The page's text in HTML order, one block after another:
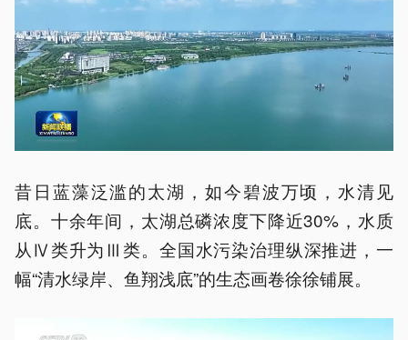
昔日蓝藻泛滥的太湖，如今碧波万顷，水清见
底。十余年间，太湖总磷浓度下降近30%，水质
从Ⅳ类升为Ⅲ类。全国水污染治理纵深推进，一
幅“清水绿岸、鱼翔浅底”的生态画卷徐徐铺展。